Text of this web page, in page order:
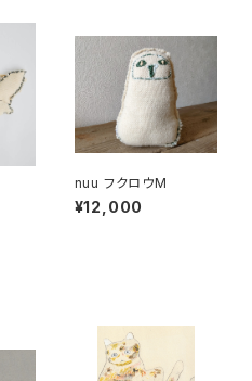
nuu フクロウM
¥12,000